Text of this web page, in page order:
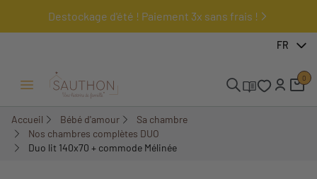
Destockage d'été ! Paiement 3x sans frais !
FR
Ouvrir/Fermer menu
0
Accueil Bébé d'amour
Sa chambre
Nos chambres complètes DUO
Duo lit 140x70 + commode Mélinée
-19,46%